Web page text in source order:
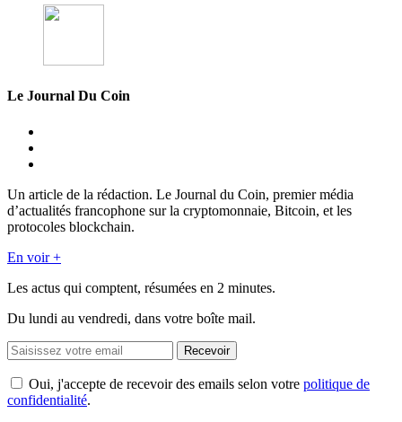
Le Journal Du Coin
Un article de la rédaction. Le Journal du Coin, premier média
d’actualités francophone sur la cryptomonnaie, Bitcoin, et les
protocoles blockchain.
En voir +
Les actus qui comptent, résumées en 2 minutes.
Du lundi au vendredi, dans votre boîte mail.
Recevoir
Oui, j'accepte de recevoir des emails selon votre politique de
confidentialité.